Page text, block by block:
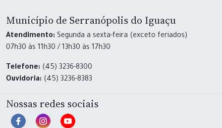
Município de Serranópolis do Iguaçu
Atendimento: Segunda a sexta-feira (exceto feriados)
07h30 às 11h30 / 13h30 às 17h30
Telefone: (45) 3236-8300
Ouvidoria: (45) 3236-8383
Nossas redes sociais